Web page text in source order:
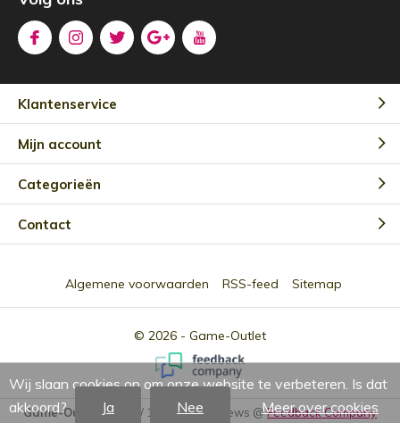
Klantenservice
Mijn account
Categorieën
Contact
© 2026 - Game-Outlet
Algemene voorwaarden RSS-feed Sitemap
Game-Outlet NL / 10 2301Reviews @Feedback Company
Wij slaan cookies op om onze website te verbeteren. Is dat
akkoord?
Ja Nee
Meer over cookies